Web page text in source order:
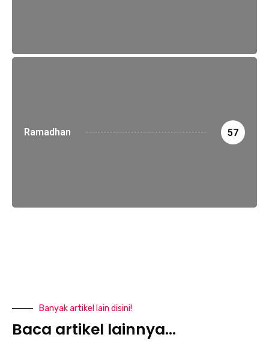
Ramadhan 57
Banyak artikel lain disini!
Baca artikel lainnya...